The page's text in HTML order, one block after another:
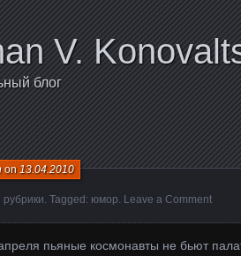
V.
блог
on13.04.2010
рубрики. Tagged: юмор. Leave a Comment
пьяные космонавты не бьют